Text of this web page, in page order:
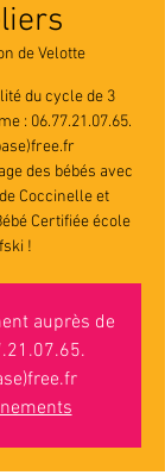
de Velotte
du cycle de 3
: 06.77.21.07.65.
des bébés avec
Coccinelle et
Certifiée école
!
auprès de